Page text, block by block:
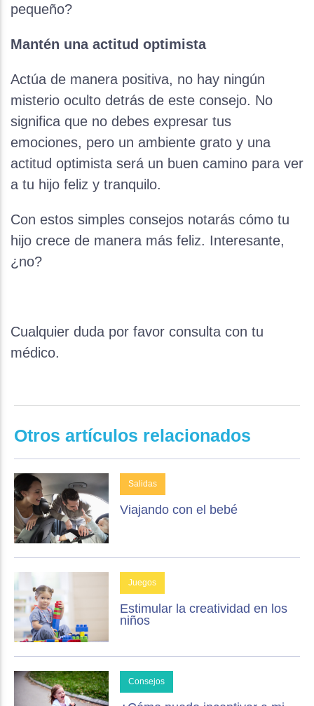
pequeño?
Mantén una actitud optimista
Actúa de manera positiva, no hay ningún
misterio oculto detrás de este consejo. No
significa que no debes expresar tus
emociones, pero un ambiente grato y una
actitud optimista será un buen camino para ver
a tu hijo feliz y tranquilo.
Con estos simples consejos notarás cómo tu
hijo crece de manera más feliz. Interesante,
¿no?
Cualquier duda por favor consulta con tu
médico.
Otros artículos relacionados
Salidas
Viajando con el bebé
Juegos
Estimular la creatividad en los
niños
Consejos